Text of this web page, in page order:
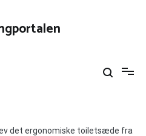
det ergonomiske toiletsæde fra